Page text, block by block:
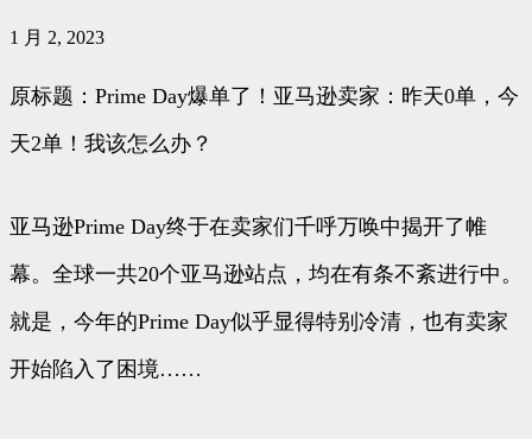
1 月 2, 2023
原标题：Prime Day爆单了！亚马逊卖家：昨天0单，今
天2单！我该怎么办？
亚马逊Prime Day终于在卖家们千呼万唤中揭开了帷
幕。全球一共20个亚马逊站点，均在有条不紊进行中。
就是，今年的Prime Day似乎显得特别冷清，也有卖家
开始陷入了困境……